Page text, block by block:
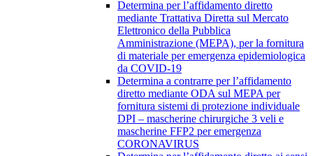
Determina per l’affidamento diretto
mediante Trattativa Diretta sul Mercato
Elettronico della Pubblica
Amministrazione (MEPA), per la fornitura
di materiale per emergenza epidemiologica
da COVID-19
Determina a contrarre per l’affidamento
diretto mediante ODA sul MEPA per
fornitura sistemi di protezione individuale
DPI – mascherine chirurgiche 3 veli e
mascherine FFP2 per emergenza
CORONAVIRUS